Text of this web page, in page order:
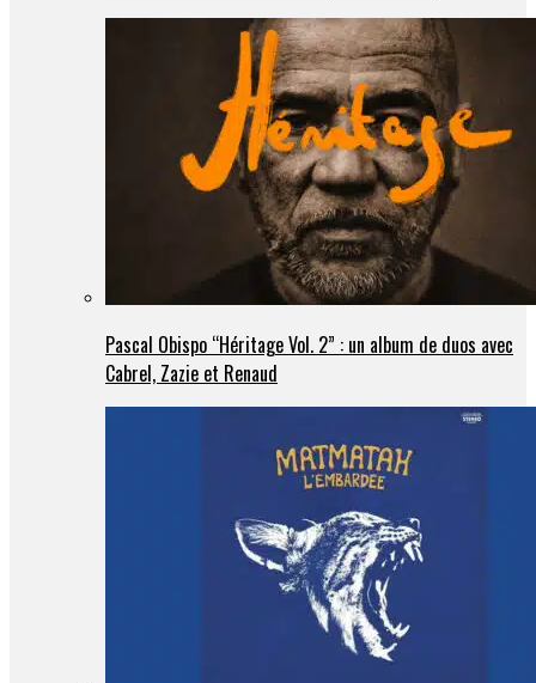
Pascal Obispo “Héritage Vol. 2” : un album de duos avec
Cabrel, Zazie et Renaud